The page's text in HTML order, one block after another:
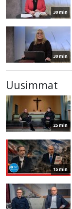
30 min
30 min
Uusimmat
25 min
15 min